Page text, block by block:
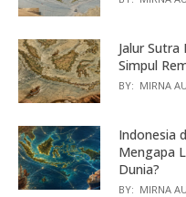
Jalur
Simpul
BY: MIRNA
Indonesia
Mengapa
Dunia?
BY: MIRNA